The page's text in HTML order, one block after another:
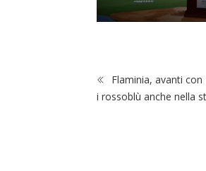
Flaminia, avanti
i rossoblù anche nella